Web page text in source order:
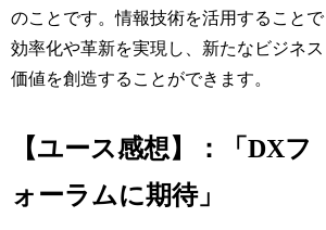
のことです。情報技術を活用することで
効率化や革新を実現し、新たなビジネス
価値を創造することができます。
【ユース感想】：「DXフ
ォーラムに期待」